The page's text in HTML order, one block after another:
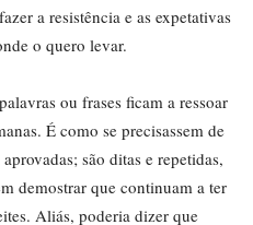
a resistência e as expetativas
o quero levar.
ou frases ficam a ressoar
É como se precisassem de
são ditas e repetidas,
demostrar que continuam a ter
Aliás, poderia dizer que